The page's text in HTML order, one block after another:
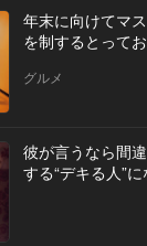
年末に向けてマ
を制するとって
グルメ
彼が言うなら間
する“デキる人”